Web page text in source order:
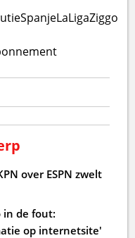
SpanjeLaLigaZiggo
over ESPN zwelt
in de fout:
op internetsite'